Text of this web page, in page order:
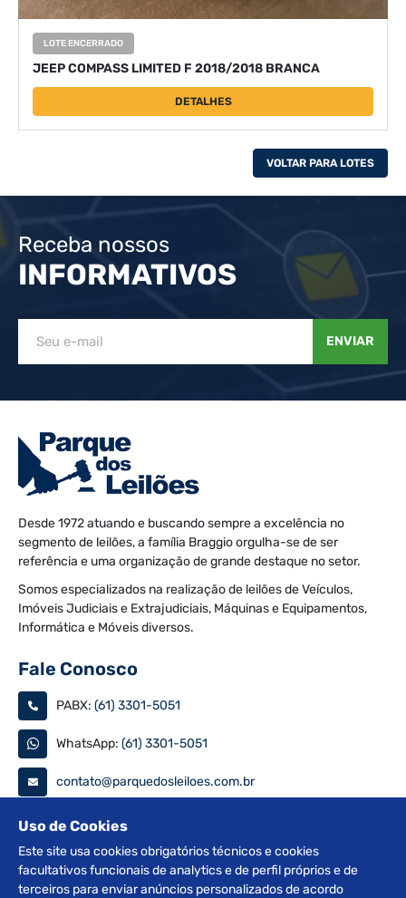
LOTE ENCERRADO
JEEP COMPASS LIMITED F 2018/2018 BRANCA
DETALHES
VOLTAR PARA LOTES
Receba nossos
INFORMATIVOS
ENVIAR
Desde 1972 atuando e buscando sempre a excelência no
segmento de leilões, a família Braggio orgulha-se de ser
referência e uma organização de grande destaque no setor.
Somos especializados na realização de leilões de Veículos,
Imóveis Judiciais e Extrajudiciais, Máquinas e Equipamentos,
Informática e Móveis diversos.
Fale Conosco
PABX: (61) 3301-5051
WhatsApp: (61) 3301-5051
contato@parquedosleiloes.com.br
Consulte seu documento
PESQUISAR
Uso de Cookies
Este site usa cookies obrigatórios técnicos e cookies
facultativos funcionais de analytics e de perfil próprios e de
terceiros para enviar anúncios personalizados de acordo